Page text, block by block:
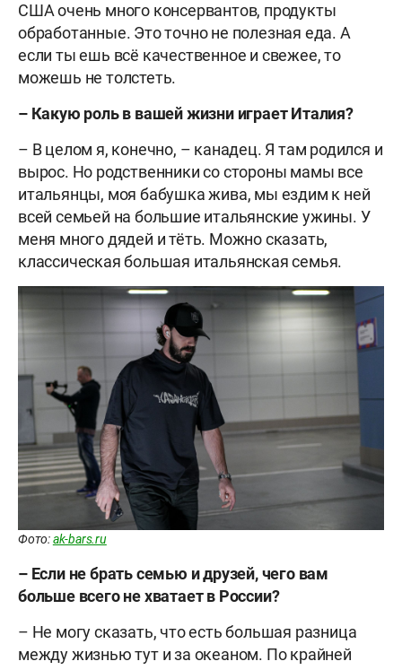
США очень много консервантов, продукты
обработанные. Это точно не полезная еда. А
если ты ешь всё качественное и свежее, то
можешь не толстеть.
– Какую роль в вашей жизни играет Италия?
– В целом я, конечно, – канадец. Я там родился и
вырос. Но родственники со стороны мамы все
итальянцы, моя бабушка жива, мы ездим к ней
всей семьей на большие итальянские ужины. У
меня много дядей и тёть. Можно сказать,
классическая большая итальянская семья.
Фото:ak-bars.ru
– Если не брать семью и друзей, чего вам
больше всего не хватает в России?
– Не могу сказать, что есть большая разница
между жизнью тут и за океаном. По крайней